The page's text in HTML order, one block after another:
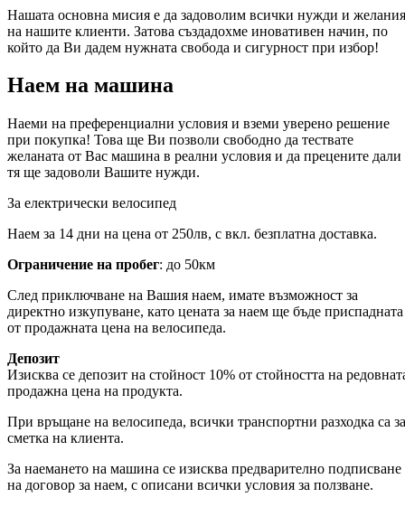
Нашата основна мисия е да задоволим всички нужди и желания
на нашите клиенти. Затова създадохме иновативен начин, по
който да Ви дадем нужната свобода и сигурност при избор!
Наем на машина
Наеми на преференциални условия и вземи уверено решение
при покупка! Това ще Ви позволи свободно да тествате
желаната от Вас машина в реални условия и да прецените дали
тя ще задоволи Вашите нужди.
За електрически велосипед
Наем за 14 дни на цена от 250лв, с вкл. безплатна доставка.
Ограничение на пробег: до 50км
След приключване на Вашия наем, имате възможност за
директно изкупуване, като цената за наем ще бъде приспадната
от продажната цена на велосипеда.
Депозит
Изисква се депозит на стойност 10% от стойността на
продажна цена на продукта.
При връщане на велосипеда, всички транспортни разходка са за
сметка на клиента.
За наемането на машина се изисква предварително подписване
на договор за наем, с описани всички условия за ползване.